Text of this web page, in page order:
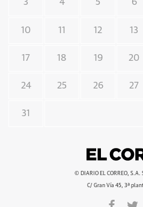
3 4 5 6
10 11 12 13
17 18 19 20
24 25 26 27
31
© DIARIO EL CORREO,
C/ Gran Vía 45, 3ª